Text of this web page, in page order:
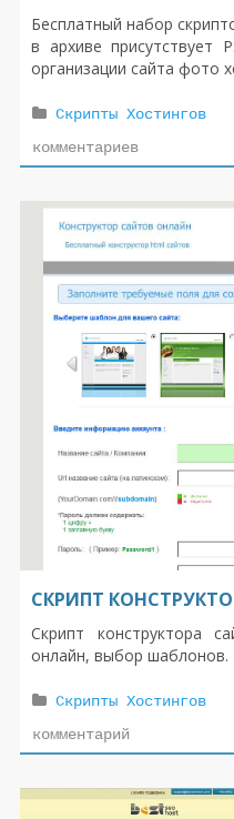
Бесплатный набор
в архиве присутствует
организации сайта фото
Скрипты Хостингов
комментариев
СКРИПТ
Скрипт конструктора
онлайн, выбор шаблонов.
Скрипты Хостингов
комментарий